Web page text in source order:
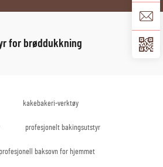
for brøddukkning
kakebakeri-verktøy
profesjonelt bakingsutstyr
profesjonell baksovn for hjemmet